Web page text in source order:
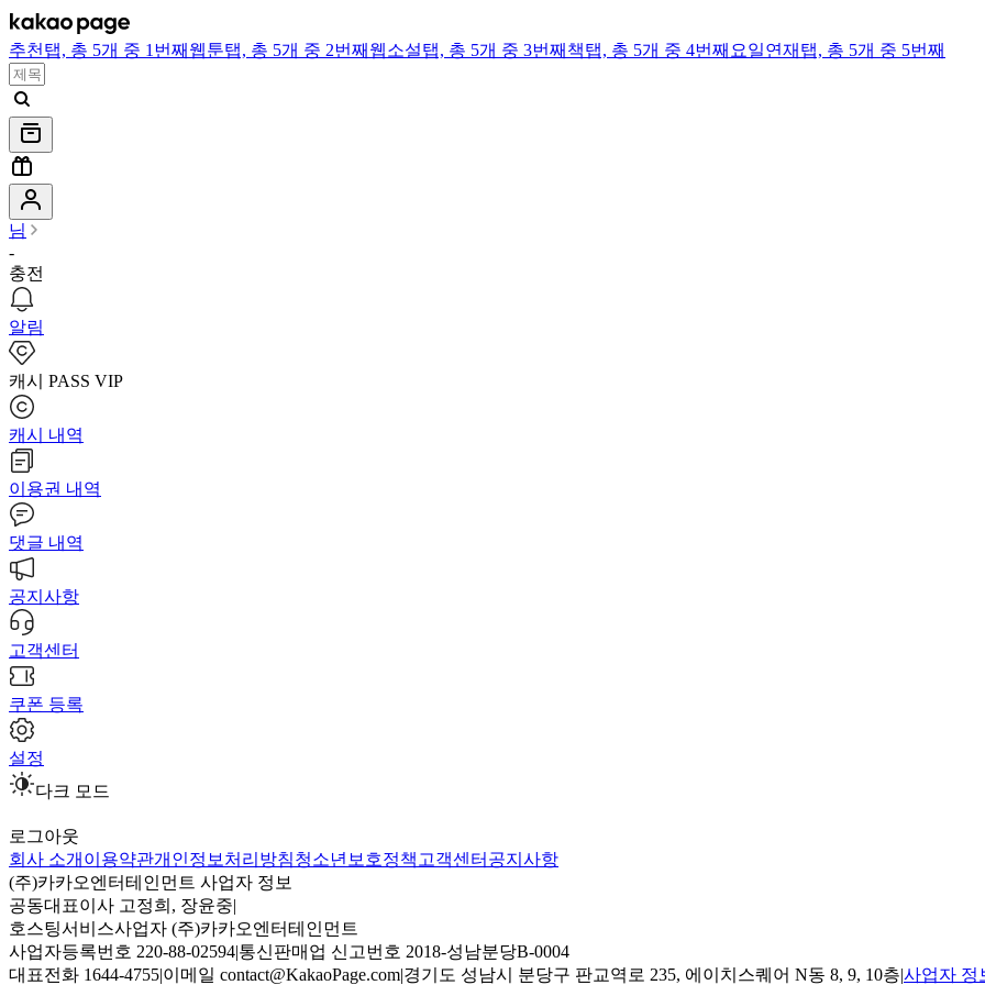
추천 탭, 총 5개 중 1번째 웹툰탭, 총 5개 중 2번째 웹소설탭, 총 5개 중 3번째 책탭, 총 5개 중 4번째 요일연재 탭, 총 5개 중 5번째
님
-
충전
알림
캐시 PASS VIP
캐시 내역
이용권 내역
댓글 내역
공지사항
고객센터
쿠폰 등록
설정
다크 모드
로그아웃
회사 소개 이용약관개인정보처리방침청소년보호정책 고객센터 공지사항
(주)카카오엔터테인먼트 사업자 정보
공동대표이사 고정희, 장윤중|
호스팅서비스사업자 (주)카카오엔터테인먼트
사업자등록번호 220-88-02594|통신판매업 신고번호 2018-성남분당B-0004
대표전화 1644-4755|이메일 contact@KakaoPage.com|경기도 성남시 분당구 판교역로 235, 에이치스퀘어 N동 8, 9, 10층|사업자 정